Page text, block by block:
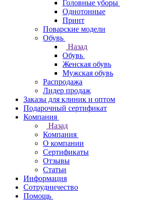
Головные уборы
Однотонные
Принт
Поварские модели
Обувь
Назад
Обувь
Женская обувь
Мужская обувь
Распродажа
Лидер продаж
Заказы для клиник и оптом
Подарочный сертификат
Компания
Назад
Компания
О компании
Сертификаты
Отзывы
Статьи
Информация
Сотрудничество
Помощь